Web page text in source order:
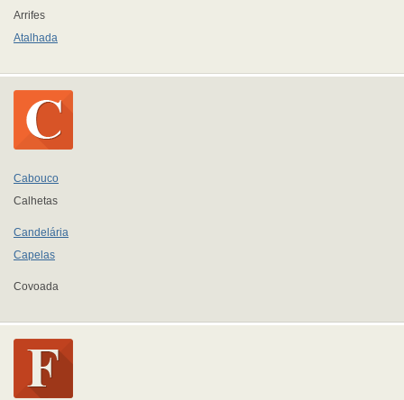
Arrifes
Atalhada
Cabouco
Calhetas
Candelária
Capelas
Covoada